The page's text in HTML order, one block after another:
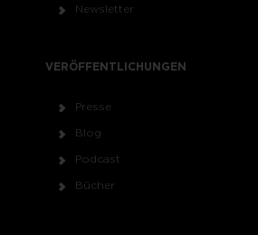
Newsletter
VERÖFFENTLICHUNGEN
Presse
Blog
Podcast
Bücher